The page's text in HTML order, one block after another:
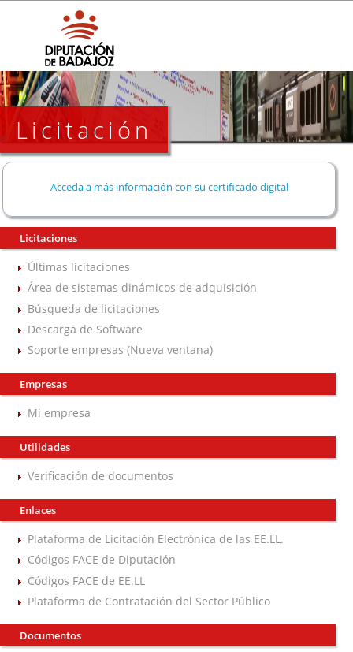
Licitación
Acceda a más información con su certificado digital
Licitaciones
Últimas licitaciones
Área de sistemas dinámicos de adquisición
Búsqueda de licitaciones
Descarga de Software
Soporte empresas (Nueva ventana)
Empresas
Mi empresa
Utilidades
Verificación de documentos
Enlaces
Plataforma de Licitación Electrónica de las EE.LL.
Códigos FACE de Diputación
Códigos FACE de EE.LL
Plataforma de Contratación del Sector Público
Documentos